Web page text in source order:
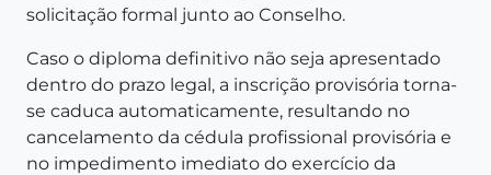
solicitação formal junto ao Conselho.
Caso o diploma definitivo não seja apresentado
dentro do prazo legal, a inscrição provisória torna-
se caduca automaticamente, resultando no
cancelamento da cédula profissional provisória e
no impedimento imediato do exercício da